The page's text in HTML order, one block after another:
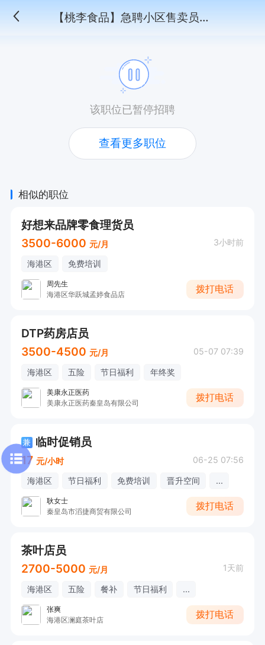
【桃李食品】急聘小区售卖员（家门口就近安排）
该职位已暂停招聘
查看更多职位
相似的职位
好想来品牌零食理货员
3500-6000 元/月 3小时前
海港区 免费培训
周先生
海港区华跃城孟婷食品店
拨打电话
DTP药房店员
3500-4500 元/月 05-07 07:39
海港区 五险 节日福利 年终奖
美康永正医药
美康永正医药秦皇岛有限公司
拨打电话
兼 临时促销员
17 元/小时 06-25 07:56
海港区 节日福利 免费培训 晋升空间 ...
耿女士
秦皇岛市滔捷商贸有限公司
拨打电话
茶叶店员
2700-5000 元/月 1天前
海港区 五险 餐补 节日福利 ...
张爽
海港区澜庭茶叶店
拨打电话